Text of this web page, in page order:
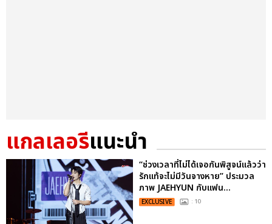
แกลเลอรีแนะนำ
“ช่วงเวลาที่ไม่ได้เจอกันพิสูจน์แล้วว่า
รักแท้จะไม่มีวันจางหาย” ประมวล
ภาพ JAEHYUN กับแฟน...
EXCLUSIVE : 10